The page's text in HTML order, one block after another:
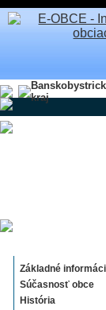
kraj
Základné
Súčasnosť obce
História